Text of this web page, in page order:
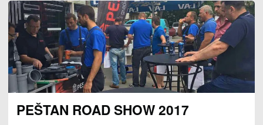
PEŠTAN ROAD SHOW 2017